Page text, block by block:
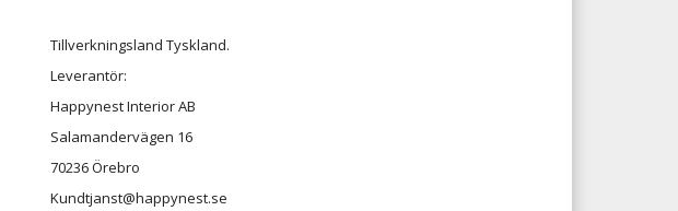
Tillverkningsland Tyskland.
Leverantör:
Happynest Interior AB
Salamandervägen 16
70236 Örebro
Kundtjanst@happynest.se